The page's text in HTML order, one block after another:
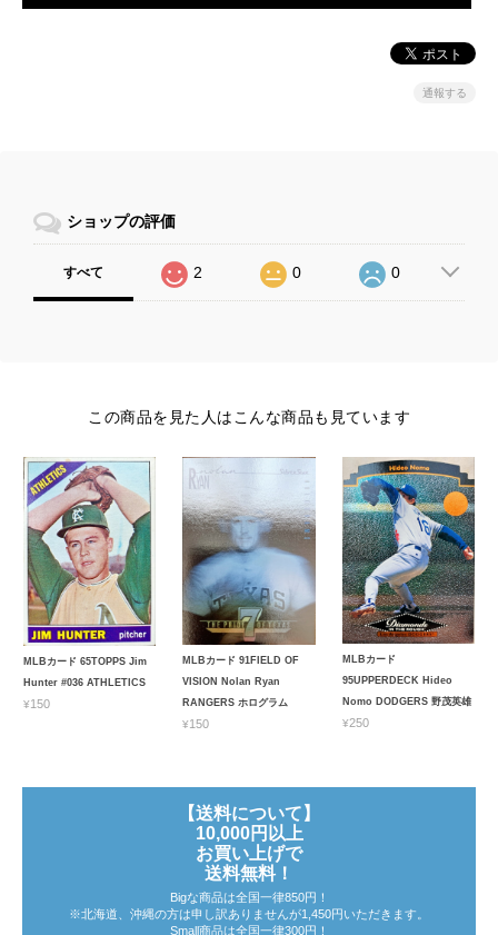
通報する
ショップの評価
すべて 2 0 0
この商品を見た人はこんな商品も見ています
MLBカード 65TOPPS Jim
Hunter #036 ATHLETICS
¥150
MLBカード 91FIELD OF
VISION Nolan Ryan
RANGERS ホログラム
¥150
MLBカード
95UPPERDECK Hideo
Nomo DODGERS 野茂英雄
¥250
【送料について】
10,000円以上
お買い上げで
送料無料！
Bigな商品は全国一律850円！
※北海道、沖縄の方は申し訳ありませんが1,450円いただきます。
Small商品は全国一律300円！